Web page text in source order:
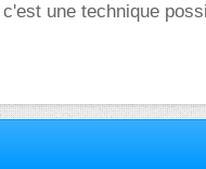
une technique